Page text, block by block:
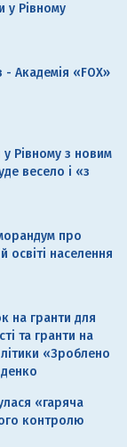
у Рівному
- Академія «FOX»
Рівному з новим
весело і «з
про
освіті населення
на гранти для
та гранти на
«Зроблено
«гаряча
контролю